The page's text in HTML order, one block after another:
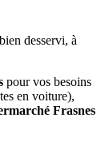
desservi, à
pour vos besoins
en voiture),
Frasnes